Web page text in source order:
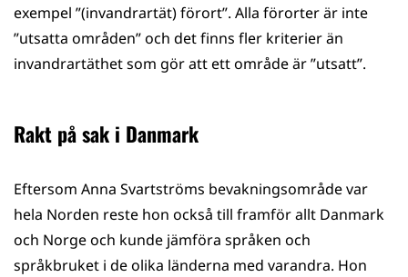
exempel ”(invandrartät) förort”. Alla förorter är inte
”utsatta områden” och det finns fler kriterier än
invandrartäthet som gör att ett område är ”utsatt”.
Rakt på sak i Danmark
Eftersom Anna Svartströms bevakningsområde var
hela Norden reste hon också till framför allt Danmark
och Norge och kunde jämföra språken och
språkbruket i de olika länderna med varandra. Hon